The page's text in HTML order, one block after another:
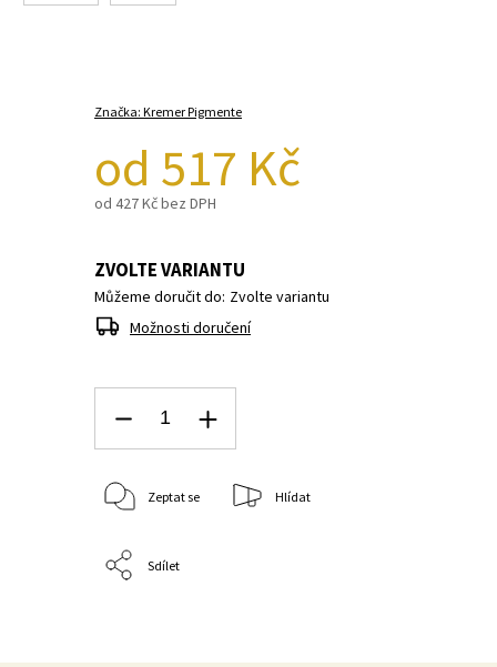
Značka: Kremer Pigmente
od 517 Kč
od 427 Kčbez DPH
ZVOLTE VARIANTU
Můžeme doručit do: Zvolte variantu
Možnosti doručení
Zeptat se Hlídat
Sdílet